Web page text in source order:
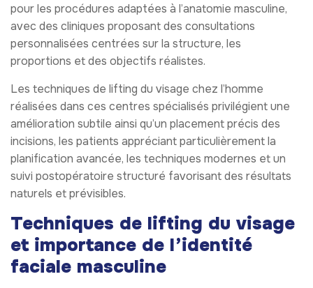
pour les procédures adaptées à l’anatomie masculine,
avec des cliniques proposant des consultations
personnalisées centrées sur la structure, les
proportions et des objectifs réalistes.
Les techniques de lifting du visage chez l’homme
réalisées dans ces centres spécialisés privilégient une
amélioration subtile ainsi qu’un placement précis des
incisions, les patients appréciant particulièrement la
planification avancée, les techniques modernes et un
suivi postopératoire structuré favorisant des résultats
naturels et prévisibles.
Techniques de lifting du visage
et importance de l’identité
faciale masculine